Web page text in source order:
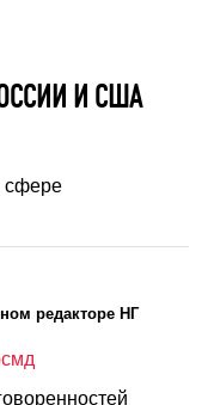
И США
сфере
редакторе НГ